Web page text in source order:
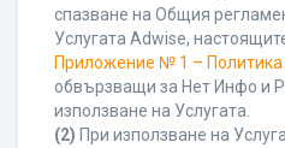
спазване на Общия
Услугата Adwise,
Приложение № 1 – Политика
обвързващи за Нет Инфо и
използване на Услугата.
(2) При използване на